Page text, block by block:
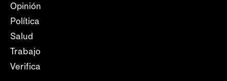
Opinión
Política
Salud
Trabajo
Verifica